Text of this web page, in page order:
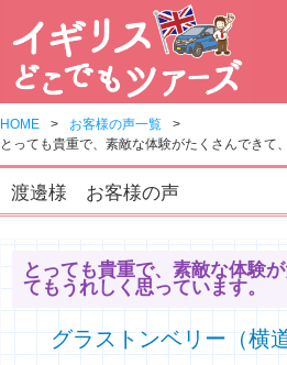
HOME
お客様の声一覧
とっても貴重で、素敵な体験がたくさんできて
渡邊様 お客様の声
とっても貴重で、素敵な体験
てもうれしく思っています。
グラストンベリー（横